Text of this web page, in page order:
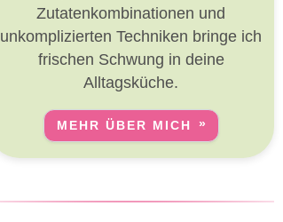
Zutatenkombinationen und
unkomplizierten Techniken bringe ich
frischen Schwung in deine
Alltagsküche.
MEHR ÜBER MICH